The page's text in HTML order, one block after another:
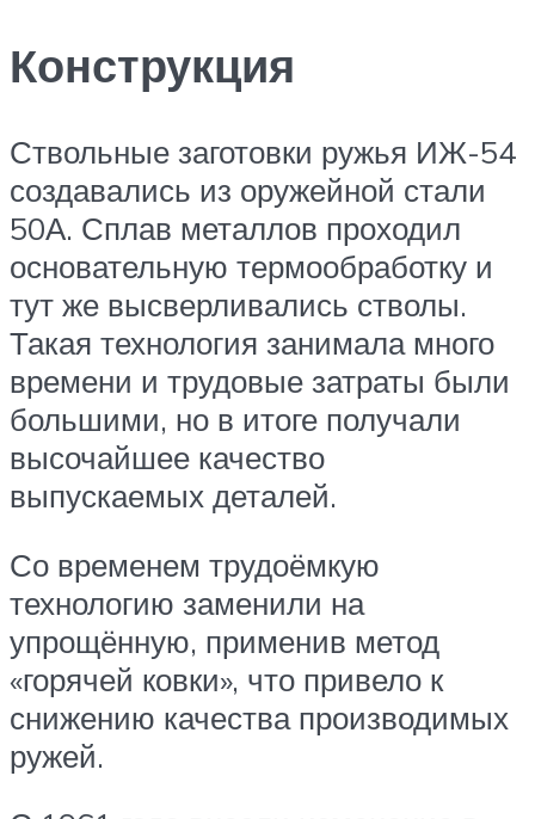
Конструкция
Ствольные заготовки ружья ИЖ-54
создавались из оружейной стали
50А. Сплав металлов проходил
основательную термообработку и
тут же высверливались стволы.
Такая технология занимала много
времени и трудовые затраты были
большими, но в итоге получали
высочайшее качество
выпускаемых деталей.
Со временем трудоёмкую
технологию заменили на
упрощённую, применив метод
«горячей ковки», что привело к
снижению качества производимых
ружей.